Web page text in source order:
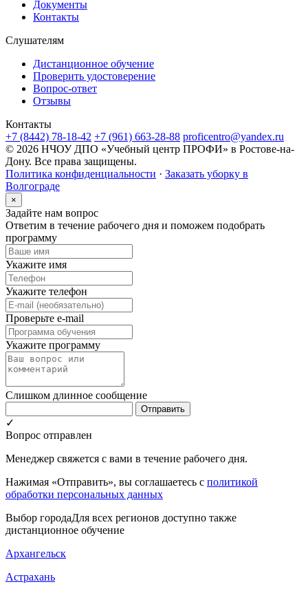
Документы
Контакты
Слушателям
Дистанционное обучение
Проверить удостоверение
Вопрос-ответ
Отзывы
Контакты
+7 (8442) 78-18-42 +7 (961) 663-28-88 proficentro@yandex.ru
© 2026 НЧОУ ДПО «Учебный центр ПРОФИ» в Ростове-на-
Дону. Все права защищены.
Политика конфиденциальности · Заказать уборку в
Волгограде
×
Задайте нам вопрос
Ответим в течение рабочего дня и поможем подобрать
программу
Укажите имя
Укажите телефон
Проверьте e-mail
Укажите программу
Слишком длинное сообщение
Отправить
✓
Вопрос отправлен
Менеджер свяжется с вами в течение рабочего дня.
Нажимая «Отправить», вы соглашаетесь с политикой
обработки персональных данных
Выбор городаДля всех регионов доступно также
дистанционное обучение
Архангельск
Астрахань